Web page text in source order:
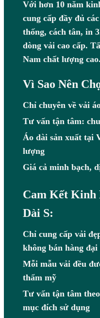
Với hơn 10 năm
cung cấp đầy đủ
thống, cách tân, in
dòng vải cao cấp.
Nam chất lượng cao.
Vì Sao Nên
Chỉ chuyên về vải
Tư vấn tận tâm:
Áo dài sản xuất tại
lượng
Giá cả minh bạch,
Cam Kết Kinh
Dài S:
Chỉ cung cấp vải
không bán hàng
Mỗi mẫu vải đều
thẩm mỹ
Tư vấn tận tâm
mục đích sử dụng